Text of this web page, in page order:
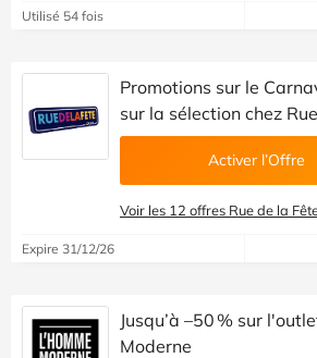
Utilisé 54 fois
Promotions sur le
sur la sélection chez
Activer l’Offre
Voir les 12 offres Rue de la
Expire 31/12/26
Jusqu’à –50 % sur
Moderne